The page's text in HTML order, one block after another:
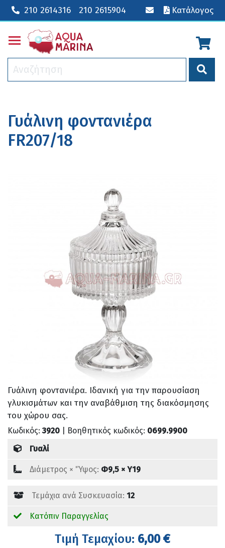
210 2614316 210 2615904 Κατάλογος
Toggle main menu visibility
Γυάλινη φοντανιέρα
FR207/18
Γυάλινη φοντανιέρα. Ιδανική για την παρουσίαση
γλυκισμάτων και την αναβάθμιση της διακόσμησης
του χώρου σας.
Κωδικός:3920 | Βοηθητικός κωδικός: 0699.9900
Γυαλί
Διάμετρος × 'Ύψος: Φ9,5 × Υ19
Τεμάχια ανά Συσκευασία: 12
Κατόπιν Παραγγελίας
Tιμή Τεμαχίου: 6,00 €